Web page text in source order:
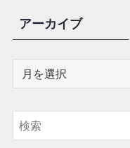
アーカイブ
イ